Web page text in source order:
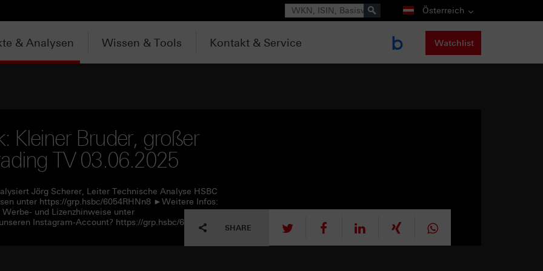
Suche Österreich
& Analysen Wissen & Tools Kontakt & Service Watchlist
Kleiner Bruder, großer
TV 03.06.2025
Jörg Scherer, Leiter Technische Analyse HSBC
unter https://grp.hsbc/6054RHNn8 ►Weitere Infos:
und Lizenzhinweise unter
Instagram-Account? https://grp.hsbc/6057RHNn1
SHARE tweet mitteilen